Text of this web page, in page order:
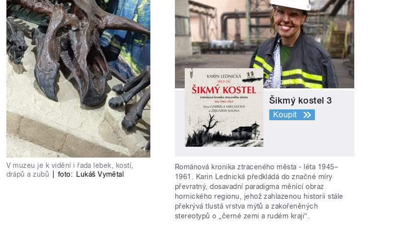
V muzeu je k vidění i řada lebek, kostí,
drápů a zubů
foto: Lukáš Vymětal
Šikmý kostel 3
Koupit
Románová kronika ztraceného města - léta 1945–
1961. Karin Lednická předkládá do značné míry
převratný, dosavadní paradigma měnící obraz
hornického regionu, jehož zahlazenou historii stále
překrývá tlustá vrstva mýtů a zakořeněných
stereotypů o „černé zemi a rudém kraji“.